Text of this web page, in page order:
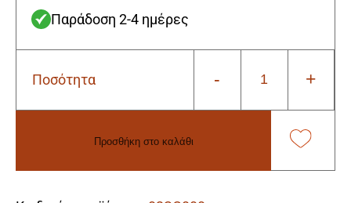
Παράδοση 2-4 ημέρες
Ποσότητα -
Cifarelli
+
Προσθήκη στο καλάθι